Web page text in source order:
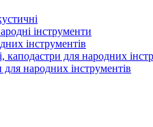
інструменти
інструментів
каподастри для народних
для народних інструментів